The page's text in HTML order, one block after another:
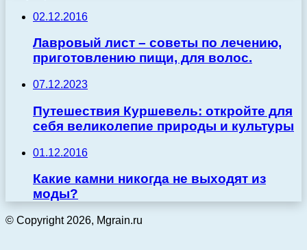
02.12.2016
Лавровый лист – советы по лечению,
приготовлению пищи, для волос.
07.12.2023
Путешествия Куршевель: откройте для
себя великолепие природы и культуры
01.12.2016
Какие камни никогда не выходят из
моды?
© Copyright 2026, Mgrain.ru